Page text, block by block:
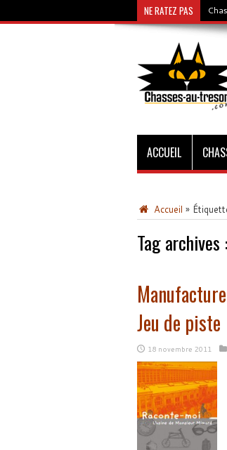
NE RATEZ PAS
ACCUEIL
Accueil »
Tag archives :
Jeu de piste
18 novembre 2011